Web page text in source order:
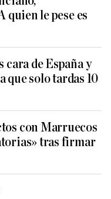
quien le pese es
cara de España y
que solo tardas 10
con Marruecos
tras firmar